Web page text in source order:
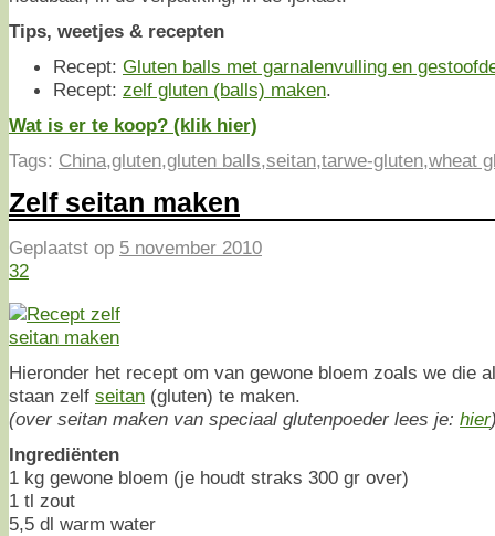
Tips, weetjes & recepten
Recept: Gluten balls met garnalenvulling en
Recept: zelf gluten (balls) maken.
Wat is er te koop? (klik hier)
Tags: China,gluten,gluten balls,seitan,tarwe-gluten,wheat
Zelf seitan maken
Geplaatst op 5 november 2010
32
Hieronder het recept om van gewone bloem zoals we die
staan zelf seitan (gluten) te maken.
(over seitan maken van speciaal glutenpoeder lees je: hier
Ingrediënten
1 kg gewone bloem (je houdt straks 300 gr over)
1 tl zout
5,5 dl warm water